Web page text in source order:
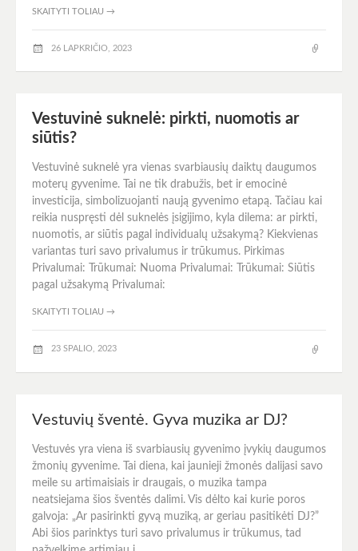
SKAITYTI TOLIAU →
26 LAPKRIČIO, 2023
Vestuvinė suknelė: pirkti, nuomotis ar
siūtis?
Vestuvinė suknelė yra vienas svarbiausių daiktų daugumos
moterų gyvenime. Tai ne tik drabužis, bet ir emocinė
investicija, simbolizuojanti naują gyvenimo etapą. Tačiau kai
reikia nuspręsti dėl suknelės įsigijimo, kyla dilema: ar pirkti,
nuomotis, ar siūtis pagal individualų užsakymą? Kiekvienas
variantas turi savo privalumus ir trūkumus. Pirkimas
Privalumai: Trūkumai: Nuoma Privalumai: Trūkumai: Siūtis
pagal užsakymą Privalumai:
SKAITYTI TOLIAU →
23 SPALIO, 2023
Vestuvių šventė. Gyva muzika ar DJ?
Vestuvės yra viena iš svarbiausių gyvenimo įvykių daugumos
žmonių gyvenime. Tai diena, kai jaunieji žmonės dalijasi savo
meile su artimaisiais ir draugais, o muzika tampa
neatsiejama šios šventės dalimi. Vis dėlto kai kurie poros
galvoja: „Ar pasirinkti gyvą muziką, ar geriau pasitikėti DJ?”
Abi šios parinktys turi savo privalumus ir trūkumus, tad